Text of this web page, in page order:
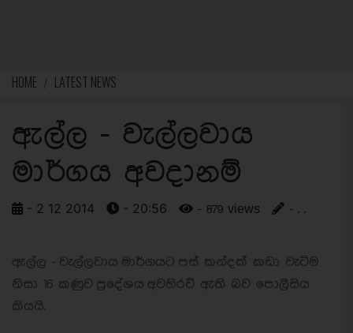
HOME LATEST NEWS
ඇල්ල - වැල්ලවාය
මාර්ගය අවදානම්
- 2 12 2014 - 20:56 - 879 views - . .
ඇල්ල - වැල්ලවාය මාර්ගයට පස් කන්දක් කඩා වැටිම
නිසා 16 කණුව ප‍්‍රදේශය අවහිරවි ඇති බව පොලීසිය
කියයි.